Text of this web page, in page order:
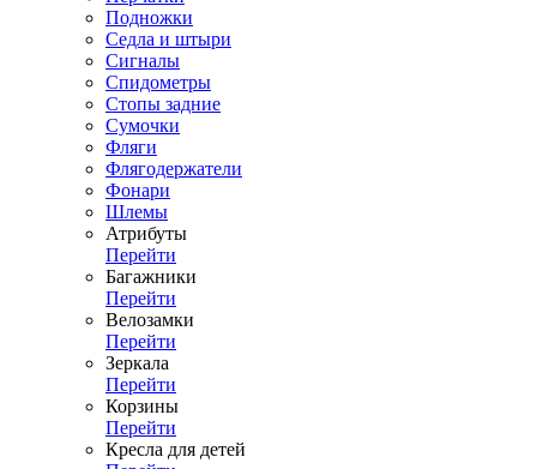
Подножки
Седла и штыри
Сигналы
Спидометры
Стопы задние
Сумочки
Фляги
Флягодержатели
Фонари
Шлемы
Атрибуты
Перейти
Багажники
Перейти
Велозамки
Перейти
Зеркала
Перейти
Корзины
Перейти
Кресла для детей